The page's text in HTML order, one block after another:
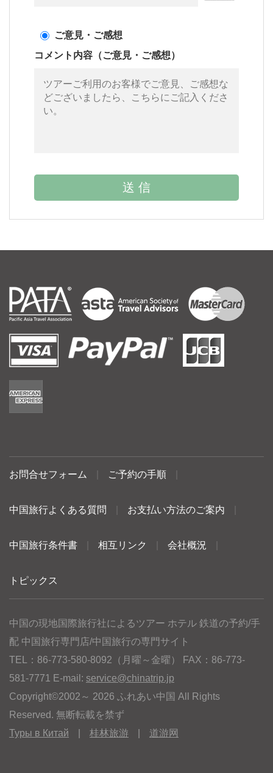
ご意見・ご感想
コメント内容（ご意見・ご感想）
お問合せフォーム ご予約の手順
中国旅行よくある質問 お支払い方法のご案内
中国旅行条件書 相互リンク 会社概況
トピックス
中国の現地国際旅行社によるツアー ホテル 鉄道の予約/手
配 中国旅行専門店/中国旅行の専門サイト
TEL：86-773-580-8092（月曜～金曜） FAX：86-773-
581-7771 E-mail: service@chinatrip.jp
Copyright©2002～ 2026 ふれあい中国 All Rights
Reserved. 無断転載を禁ず
Туры в Китай
桂林旅游 道游网